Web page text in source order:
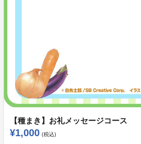
【種まき】お礼メッセージコース
¥1,000 (税込)